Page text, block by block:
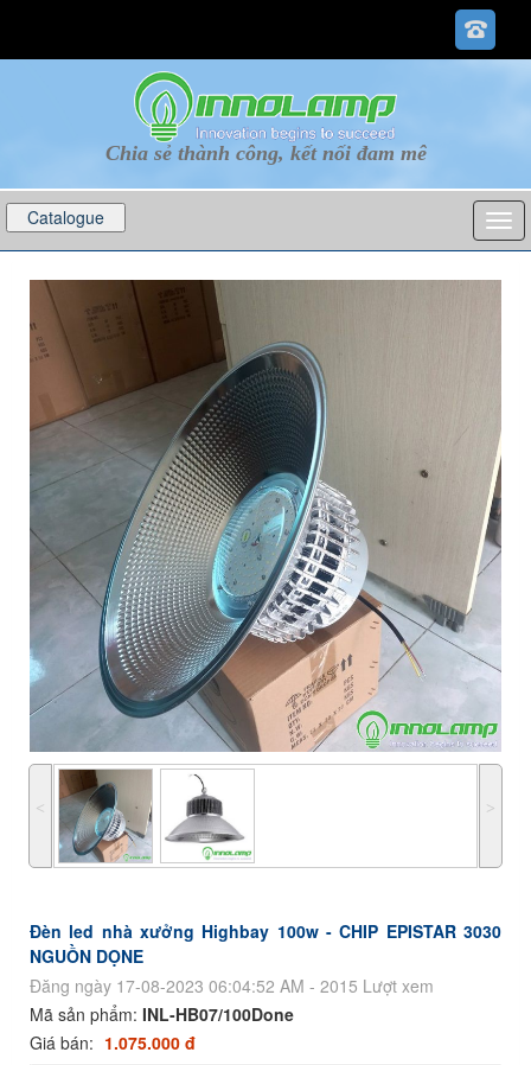
Chia sẻ thành công, kết nối đam mê
Catalogue p
˂ ˃
Đèn led nhà xưởng Highbay 100w - CHIP EPISTAR 3030
NGUỒN DỌNE
Đăng ngày 17-08-2023 06:04:52 AM - 2015 Lượt xem
Mã sản phẩm: INL-HB07/100Done
Giá bán: 1.075.000 đ